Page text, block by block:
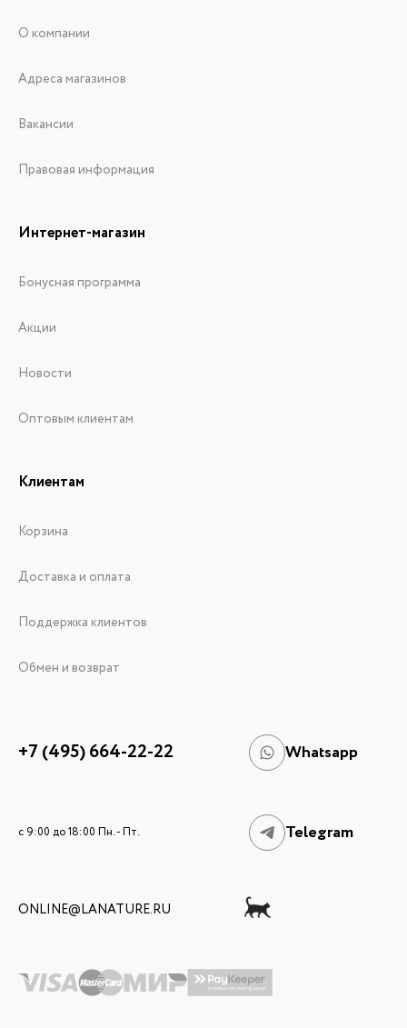
О компании
Адреса магазинов
Вакансии
Правовая информация
Интернет-магазин
Бонусная программа
Акции
Новости
Оптовым клиентам
Клиентам
Корзина
Доставка и оплата
Поддержка клиентов
Обмен и возврат
+7 (495) 664-22-22 Whatsapp
c 9:00 до 18:00 Пн. - Пт. Telegram
ONLINE@LANATURE.RU